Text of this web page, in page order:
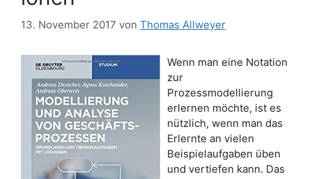
13. November 2017 von Thomas Allweyer
Wenn man eine Notation
zur
Prozessmodellierung
erlernen möchte, ist es
nützlich, wenn man das
Erlernte an vielen
Beispielaufgaben üben
und vertiefen kann. Das